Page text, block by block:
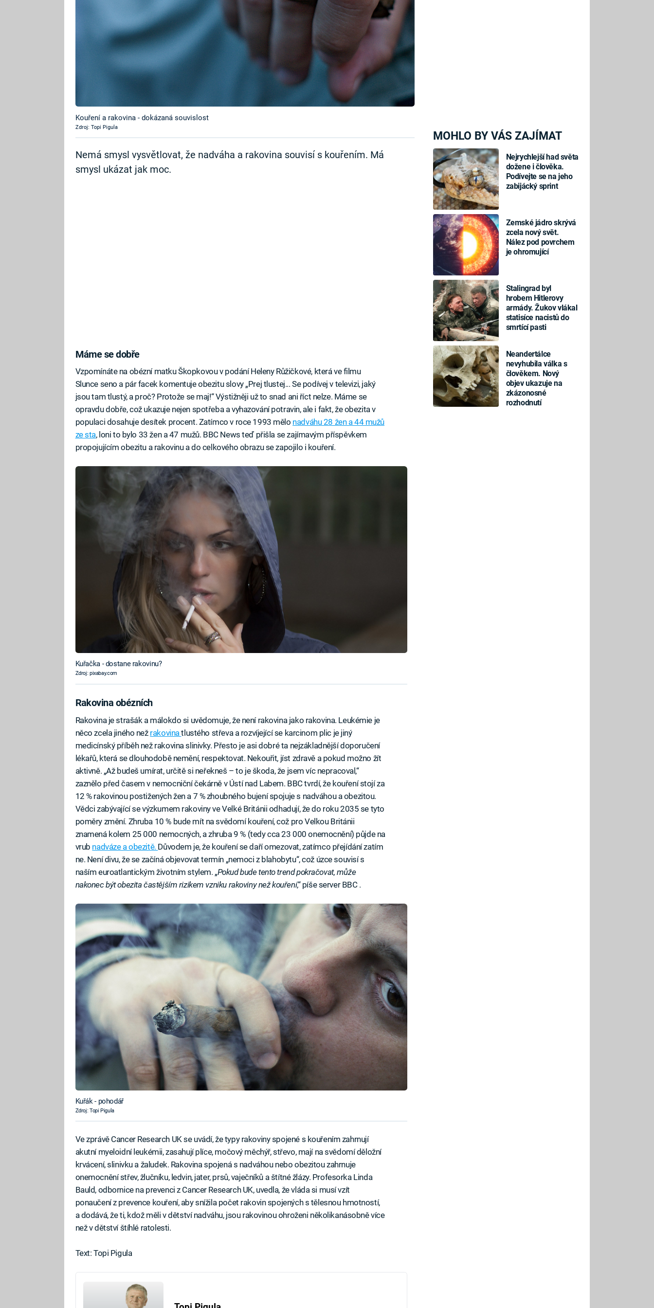
MOHLO BY VÁS ZAJÍMAT
Nejrychlejší had světa
dožene i člověka.
Podívejte se na jeho
zabijácký sprint
Zemské jádro skrývá
zcela nový svět.
Nález pod povrchem
je ohromující
Stalingrad byl
hrobem Hitlerovy
armády. Žukov vlákal
statisíce nacistů do
smrtící pasti
Neandertálce
nevyhubila válka s
člověkem. Nový
objev ukazuje na
zkázonosné
rozhodnutí
Kouření a rakovina - dokázaná souvislost
Zdroj: Topi Pigula
Nemá smysl vysvětlovat, že nadváha a rakovina souvisí s kouřením. Má
smysl ukázat jak moc.
Máme se dobře
Vzpomínáte na obézní matku Škopkovou v podání Heleny Růžičkové, která ve filmu
Slunce seno a pár facek komentuje obezitu slovy „Prej tlustej... Se podívej v televizi, jaký
jsou tam tlustý, a proč? Protože se maj!“ Výstižněji už to snad ani říct nelze. Máme se
opravdu dobře, což ukazuje nejen spotřeba a vyhazování potravin, ale i fakt, že obezita v
populaci dosahuje desítek procent. Zatímco v roce 1993 mělo nadváhu 28 žen a 44 mužů
ze sta, loni to bylo 33 žen a 47 mužů. BBC News teď přišla se zajímavým příspěvkem
propojujícím obezitu a rakovinu a do celkového obrazu se zapojilo i kouření.
Kuřačka - dostane rakovinu?
Zdroj: pixabay.com
Rakovina obézních
Rakovina je strašák a málokdo si uvědomuje, že není rakovina jako rakovina. Leukémie je
něco zcela jiného než rakovinatlustého střeva a rozvíjející se karcinom plic je jiný
medicínský příběh než rakovina slinivky. Přesto je asi dobré ta nejzákladnější doporučení
lékařů, která se dlouhodobě nemění, respektovat. Nekouřit, jíst zdravě a pokud možno žít
aktivně. „Až budeš umírat, určitě si neřekneš – to je škoda, že jsem víc nepracoval,“
zaznělo před časem v nemocniční čekárně v Ústí nad Labem. BBC tvrdí, že kouření stojí za
12 % rakovinou postižených žen a 7 % zhoubného bujení spojuje s nadváhou a obezitou.
Vědci zabývající se výzkumem rakoviny ve Velké Británii odhadují, že do roku 2035 se tyto
poměry změní. Zhruba 10 % bude mít na svědomí kouření, což pro Velkou Británii
znamená kolem 25 000 nemocných, a zhruba 9 % (tedy cca 23 000 onemocnění) půjde na
vrub nadváze a obezitě. Důvodem je, že kouření se daří omezovat, zatímco přejídání zatím
ne. Není divu, že se začíná objevovat termín „nemoci z blahobytu“, což úzce souvisí s
naším euroatlantickým životním stylem. „Pokud bude tento trend pokračovat, může
nakonec být obezita častějším rizikem vzniku rakoviny než kouření,“ píše server BBC .
Kuřák - pohodář
Zdroj: Topi Pigula
Ve zprávě Cancer Research UK se uvádí, že typy rakoviny spojené s kouřením zahrnují
akutní myeloidní leukémii, zasahují plíce, močový měchýř, střevo, mají na svědomí děložní
krvácení, slinivku a žaludek. Rakovina spojená s nadváhou nebo obezitou zahrnuje
onemocnění střev, žlučníku, ledvin, jater, prsů, vaječníků a štítné žlázy. Profesorka Linda
Bauld, odbornice na prevenci z Cancer Research UK, uvedla, že vláda si musí vzít
ponaučení z prevence kouření, aby snížila počet rakovin spojených s tělesnou hmotností,
a dodává, že ti, kdož měli v dětství nadváhu, jsou rakovinou ohroženi několikanásobně více
než v dětství štíhlé ratolesti.
Text: Topi Pigula